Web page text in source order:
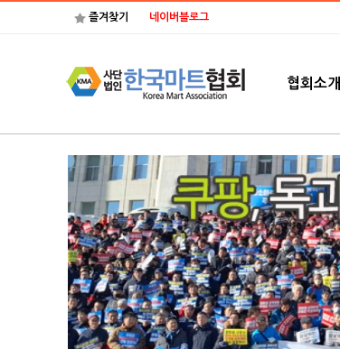
즐겨찾기 네이버블로그
협회소개